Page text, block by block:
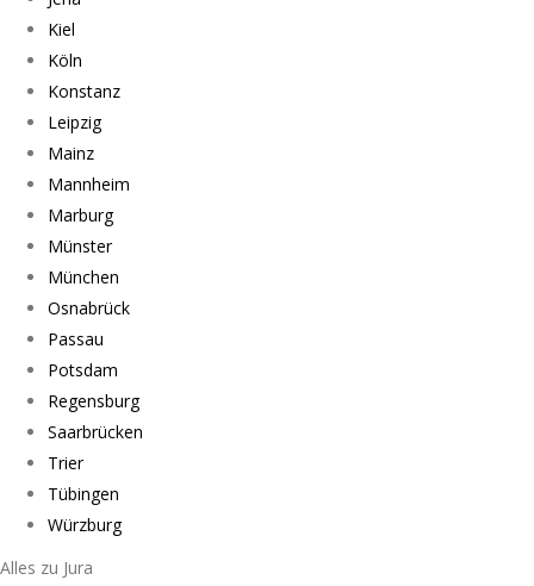
Kiel
Köln
Konstanz
Leipzig
Mainz
Mannheim
Marburg
Münster
München
Osnabrück
Passau
Potsdam
Regensburg
Saarbrücken
Trier
Tübingen
Würzburg
Alles zu Jura